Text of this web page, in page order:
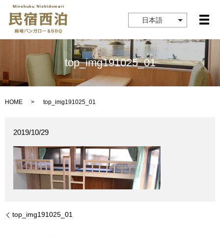
日本語 メ
top_img191025_01
HOME top_img191025_01
2019/10/29
top_img191025_01